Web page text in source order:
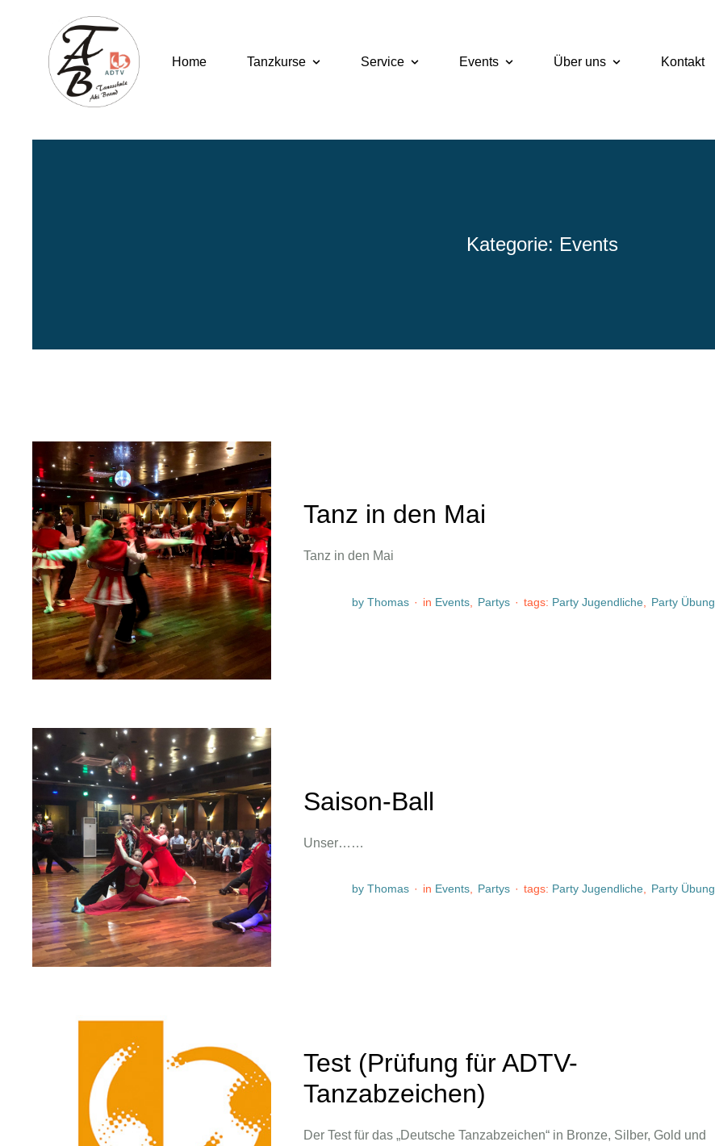
Home Tanzkurse Service Events Über uns Kontakt
Kategorie: Events
Tanz in den Mai
Tanz in den Mai
by Thomas · in Events, Partys · tags: Party Jugendliche, Party Übung
Saison-Ball
Unser……
by Thomas · in Events, Partys · tags: Party Jugendliche, Party Übung
Test (Prüfung für ADTV-
Tanzabzeichen)
Der Test für das „Deutsche Tanzabzeichen“ in Bronze, Silber, Gold und